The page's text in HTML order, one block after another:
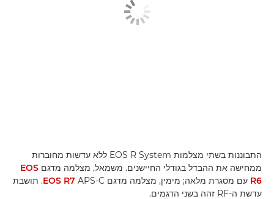
התבוננות בשתי מצלמות EOS R System ללא עדשות מחוברות
ממחישה את ההבדל בגודלי החיישנים. משמאל, מצלמה מדגם EOS
R6 עם מסגרת מלאה; מימין, מצלמה מדגם APS-C‏ EOS R7‏‎. תושבת
עדשת ה-RF זהה בשני הדגמים.